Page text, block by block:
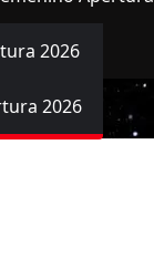
2026
2026